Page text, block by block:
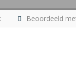
Beoordeeld